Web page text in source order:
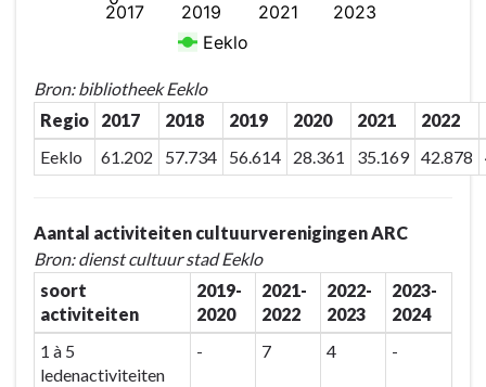
Bron: bibliotheek Eeklo
Regio
2017 2018 2019 2020 2021 2022
Eeklo
61.202 57.734 56.614 28.361 35.169 42.878
Aantal activiteiten cultuurverenigingen ARC
Bron: dienst cultuur stad Eeklo
soort
activiteiten
2019-
2020
2021-
2022
2022-
2023
2023-
2024
1 à 5
ledenactiviteiten
- 7 4 -